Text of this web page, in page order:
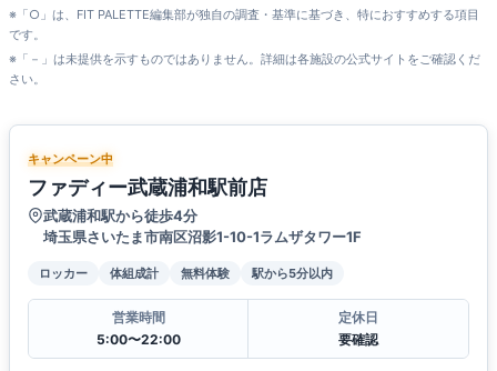
※「○」は、FIT PALETTE編集部が独自の調査・基準に基づき、特におすすめする項目
です。
※「－」は未提供を示すものではありません。詳細は各施設の公式サイトをご確認くだ
さい。
キャンペーン中
ファディー武蔵浦和駅前店
武蔵浦和駅から徒歩4分
埼玉県さいたま市南区沼影1-10-1ラムザタワー1F
ロッカー 体組成計 無料体験 駅から5分以内
営業時間
5:00〜22:00
定休日
要確認